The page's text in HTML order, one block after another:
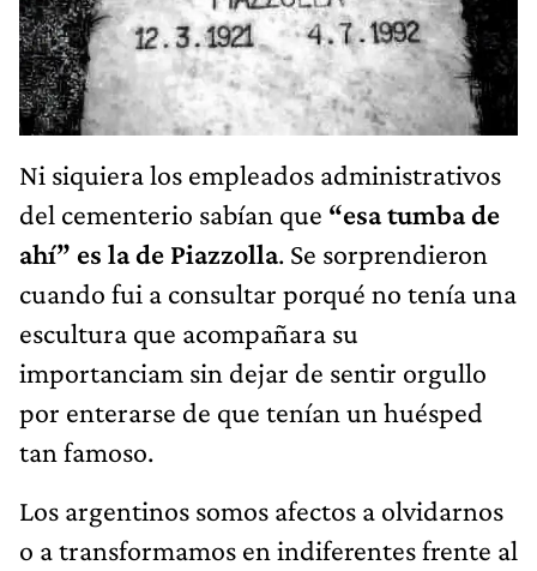
Ni siquiera los empleados administrativos
del cementerio sabían que “esa tumba de
ahí” es la de Piazzolla. Se sorprendieron
cuando fui a consultar porqué no tenía una
escultura que acompañara su
importanciam sin dejar de sentir orgullo
por enterarse de que tenían un huésped
tan famoso.
Los argentinos somos afectos a olvidarnos
o a transformamos en indiferentes frente al